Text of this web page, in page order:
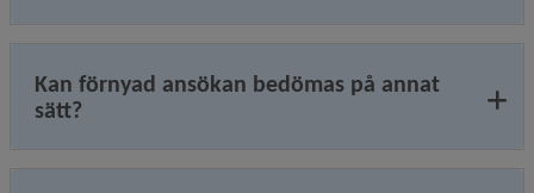
Kan förnyad ansökan bedömas på annat
sätt?